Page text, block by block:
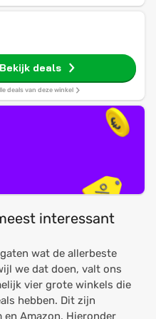
Bekijk deals
deals van deze winkel
interessant
wat de allerbeste
we dat doen, valt ons
vier grote winkels die
hebben. Dit zijn
en Amazon. Hieronder